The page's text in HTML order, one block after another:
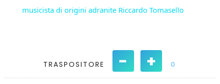
musicista di origini adranite Riccardo Tomasello
TRASPOSITORE - + 0